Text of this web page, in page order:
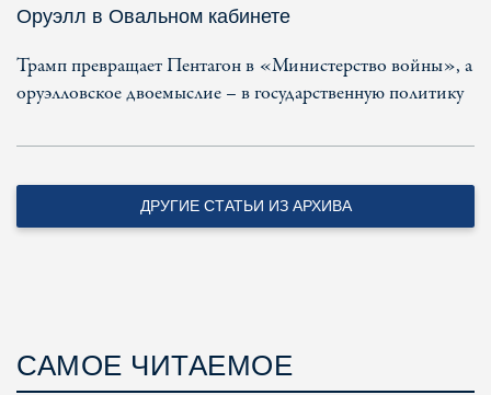
Оруэлл в Овальном кабинете
Трамп превращает Пентагон в «Министерство войны», а
оруэлловское двоемыслие – в государственную политику
ДРУГИЕ СТАТЬИ ИЗ АРХИВА
САМОЕ ЧИТАЕМОЕ